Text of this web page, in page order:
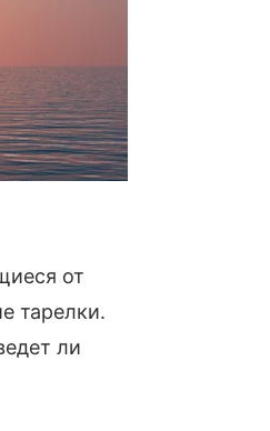
от
тарелки.
ли